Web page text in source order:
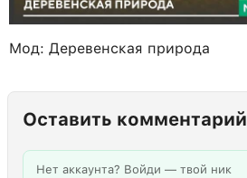
Мод: Деревенская природа
Оставить комментарий
Нет аккаунта? Войди — твой ник